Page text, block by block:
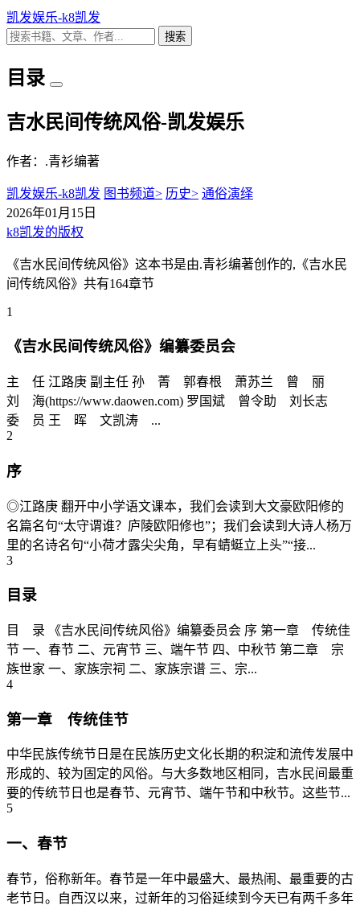
凯发娱乐-k8凯发
搜索
目录
吉水民间传统风俗-凯发娱乐
作者：.青衫编著
凯发娱乐-k8凯发 图书频道> 历史> 通俗演绎
2026年01月15日
k8凯发的版权
《吉水民间传统风俗》这本书是由.青衫编著创作的,《吉水民
间传统风俗》共有164章节
1
《吉水民间传统风俗》编纂委员会
主 任 江路庚 副主任 孙 菁 郭春根 萧苏兰 曾 丽
刘 海(https://www.daowen.com) 罗国斌 曾令助 刘长志
委 员 王 晖 文凯涛 ...
2
序
◎江路庚 翻开中小学语文课本，我们会读到大文豪欧阳修的
名篇名句“太守谓谁？庐陵欧阳修也”；我们会读到大诗人杨万
里的名诗名句“小荷才露尖尖角，早有蜻蜓立上头”“接...
3
目录
目 录 《吉水民间传统风俗》编纂委员会 序 第一章 传统佳
节 一、春节 二、元宵节 三、端午节 四、中秋节 第二章 宗
族世家 一、家族宗祠 二、家族宗谱 三、宗...
4
第一章 传统佳节
中华民族传统节日是在民族历史文化长期的积淀和流传发展中
形成的、较为固定的风俗。与大多数地区相同，吉水民间最重
要的传统节日也是春节、元宵节、端午节和中秋节。这些节...
5
一、春节
春节，俗称新年。春节是一年中最盛大、最热闹、最重要的古
老节日。自西汉以来，过新年的习俗延续到今天已有两千多年